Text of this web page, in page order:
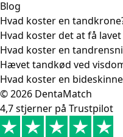
Blog
Hvad koster en
Hvad koster det at få
Hvad koster en
Hævet tandkød ved
Hvad koster en
© 2026 DentaMatch
4,7 stjerner på Trustpilot